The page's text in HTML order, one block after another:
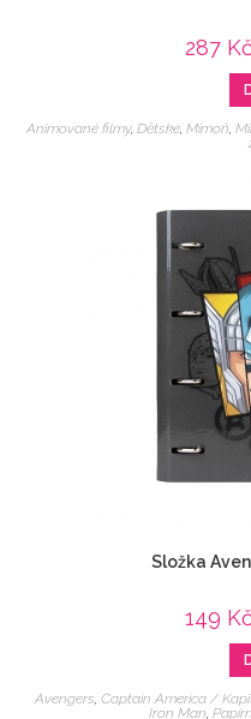
287 Kč
Animované filmy, Dětské, Mimoň,
Složka
149 Kč
Avengers Captain America /
Iron Man